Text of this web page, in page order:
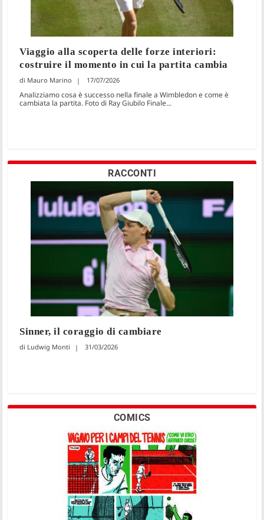
Viaggio alla scoperta delle forze interiori:
costruire il momento in cui la partita cambia
Mauro Marino 17/07/2026
Analizziamo cosa è successo nella finale a Wimbledon e come è
cambiata la partita. Foto di Ray Giubilo Finale...
RACCONTI
Sinner, il coraggio di cambiare
Ludwig Monti 31/03/2026
COMICS